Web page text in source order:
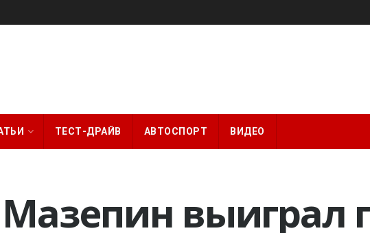
ТЕСТ-ДРАЙВ АВТОСПОРТ ВИДЕО
Мазепин выиграл